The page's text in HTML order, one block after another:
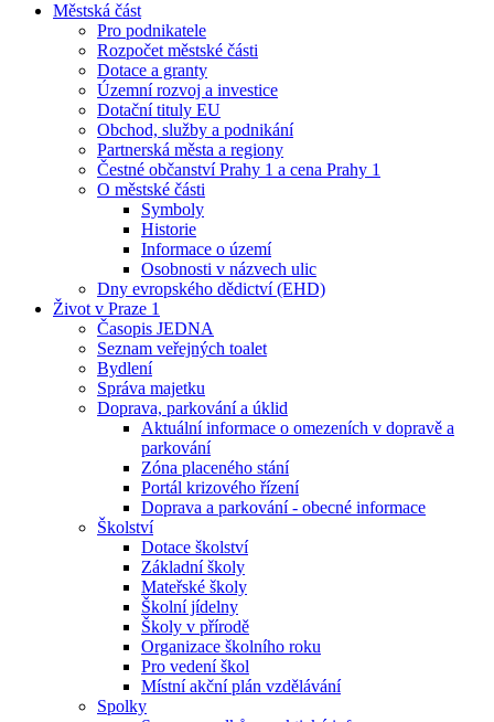
Městská část
Pro podnikatele
Rozpočet městské části
Dotace a granty
Územní rozvoj a investice
Dotační tituly EU
Obchod, služby a podnikání
Partnerská města a regiony
Čestné občanství Prahy 1 a cena Prahy 1
O městské části
Symboly
Historie
Informace o území
Osobnosti v názvech ulic
Dny evropského dědictví (EHD)
Život v Praze 1
Časopis JEDNA
Seznam veřejných toalet
Bydlení
Správa majetku
Doprava, parkování a úklid
Aktuální informace o omezeních v dopravě a
parkování
Zóna placeného stání
Portál krizového řízení
Doprava a parkování - obecné informace
Školství
Dotace školství
Základní školy
Mateřské školy
Školní jídelny
Školy v přírodě
Organizace školního roku
Pro vedení škol
Místní akční plán vzdělávání
Spolky